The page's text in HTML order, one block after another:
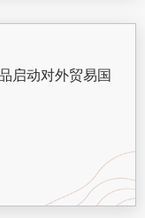
启动对外贸易国